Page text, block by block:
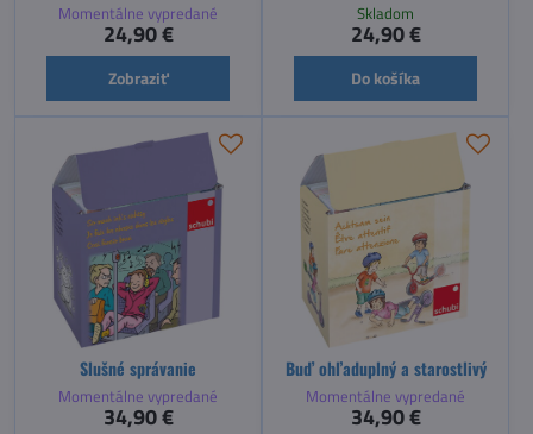
Momentálne vypredané
24,90 €
Zobraziť
Skladom
24,90 €
Do košíka
Slušné správanie
Momentálne vypredané
34,90 €
Buď ohľaduplný a starostlivý
Momentálne vypredané
34,90 €